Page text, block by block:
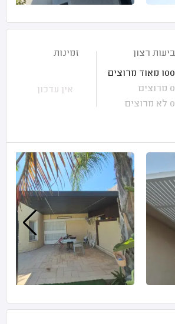
רצון
מאוד מרוצים
מרוצים
לא מרוצים
זמינות
אין עדכון